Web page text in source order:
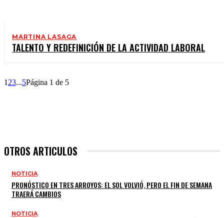
MARTINA LASAGA
TALENTO Y REDEFINICIÓN DE LA ACTIVIDAD LABORAL
1 23...5Página 1 de 5
OTROS ARTICULOS
NOTICIA
PRONÓSTICO EN TRES ARROYOS: EL SOL VOLVIÓ, PERO EL FIN DE SEMANA
TRAERÁ CAMBIOS
NOTICIA